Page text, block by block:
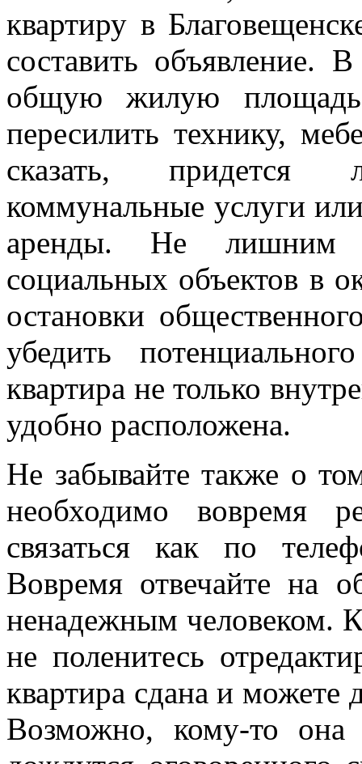
квартиру в
составить объявление.
общую жилую
пересилить технику,
сказать, придется
коммунальные услуги
аренды. Не лишним
социальных объектов в
остановки
убедить
квартира не только
удобно расположена.
Не забывайте также о
необходимо вовремя
связаться как по
Вовремя отвечайте на
ненадежным человеком.
не поленитесь
квартира сдана и можете
Возможно, кому-то она